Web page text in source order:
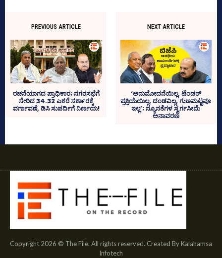
PREVIOUS ARTICLE
ರಚನೆಯಾಗದ ಪ್ರಾಧಿಕಾರ; ನಗರಸಭೆಗೆ
ಸೇರಿದ 34.32 ಎಕರೆ ಸರ್ಕಾರಕ್ಕೆ
ವರ್ಗಾವಣೆ, ಡಿಸಿ ಸುಪರ್ದಿಗೆ ನಿರ್ಣಯ!
NEXT ARTICLE
‘ಅನುಮೋದನೆಯಿಲ್ಲ, ಟೆಂಡರ್
ಪ್ರಕ್ರಿಯೆಯಿಲ್ಲ, ದಂಡವಿಲ್ಲ, ಗುಣಮಟ್ಟವೂ
ಇಲ್ಲ’; ನ್ಯೂನತೆಗಳ ಸ್ವರ್ಗಸೀಮೆ
ಅನಾವರಣ
Copyright 2026 © The File. All rights reserved. Created By Kalahamsa
Infotech